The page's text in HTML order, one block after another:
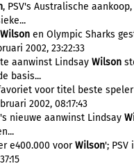
, PSV's Australische
Wilson en Olympic Sharks
2002, 23:22:33
aanwinst Lindsay Wilson
basis...
voor titel beste
2002, 08:17:43
nieuwe aanwinst Lindsay
e400.000 voorWilson'; PSV